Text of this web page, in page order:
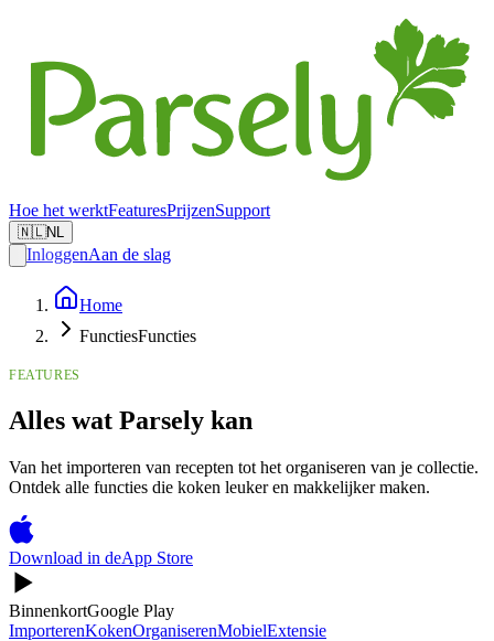
Hoe het werktFeaturesPrijzenSupport
🇳🇱NL
InloggenAan de slag
Home
FunctiesFuncties
FEATURES
Alles wat Parsely kan
Van het importeren van recepten tot het organiseren van je collectie.
Ontdek alle functies die koken leuker en makkelijker maken.
Download in deApp Store
BinnenkortGoogle Play
ImporterenKokenOrganiserenMobielExtensie